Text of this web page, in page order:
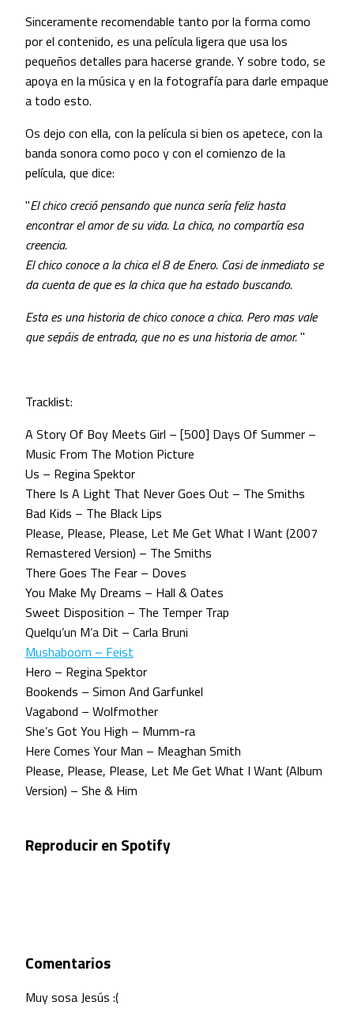
Sinceramente recomendable tanto por la forma como
por el contenido, es una película ligera que usa los
pequeños detalles para hacerse grande. Y sobre todo, se
apoya en la música y en la fotografía para darle empaque
a todo esto.
Os dejo con ella, con la película si bien os apetece, con la
banda sonora como poco y con el comienzo de la
película, que dice:
"El chico creció pensando que nunca sería feliz hasta
encontrar el amor de su vida. La chica, no compartía esa
creencia.
El chico conoce a la chica el 8 de Enero. Casi de inmediato se
da cuenta de que es la chica que ha estado buscando.
Esta es una historia de chico conoce a chica. Pero mas vale
que sepáis de entrada, que no es una historia de amor."
Tracklist:
A Story Of Boy Meets Girl – [500] Days Of Summer –
Music From The Motion Picture
Us – Regina Spektor
There Is A Light That Never Goes Out – The Smiths
Bad Kids – The Black Lips
Please, Please, Please, Let Me Get What I Want (2007
Remastered Version) – The Smiths
There Goes The Fear – Doves
You Make My Dreams – Hall & Oates
Sweet Disposition – The Temper Trap
Quelqu’un M’a Dit – Carla Bruni
Mushaboom – Feist
Hero – Regina Spektor
Bookends – Simon And Garfunkel
Vagabond – Wolfmother
She’s Got You High – Mumm-ra
Here Comes Your Man – Meaghan Smith
Please, Please, Please, Let Me Get What I Want (Album
Version) – She & Him
Reproducir en Spotify
Comentarios
Muy sosa Jesús :(